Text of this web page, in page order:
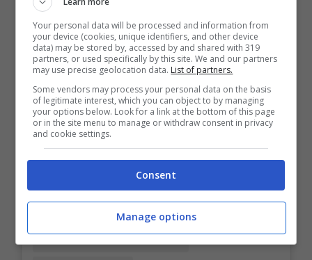
Visualizza questo post su Instagram
Your personal data will be processed and information from
your device (cookies, unique identifiers, and other device
data) may be stored by, accessed by and shared with 319
partners, or used specifically by this site. We and our partners
may use precise geolocation data. List of partners.
Some vendors may process your personal data on the basis
of legitimate interest, which you can object to by managing
your options below. Look for a link at the bottom of this page
or in the site menu to manage or withdraw consent in privacy
and cookie settings.
Consent
Manage options